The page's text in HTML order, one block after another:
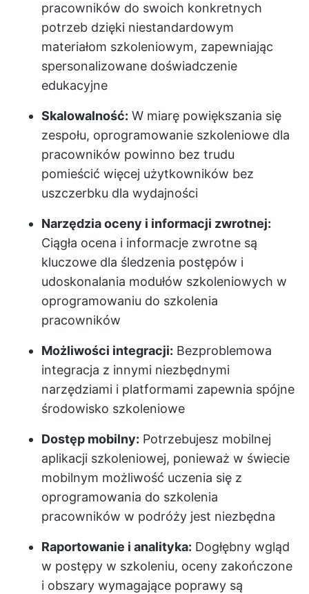
pracowników do swoich konkretnych
potrzeb dzięki niestandardowym
materiałom szkoleniowym, zapewniając
spersonalizowane doświadczenie
edukacyjne
Skalowalność: W miarę powiększania się
zespołu, oprogramowanie szkoleniowe dla
pracowników powinno bez trudu
pomieścić więcej użytkowników bez
uszczerbku dla wydajności
Narzędzia oceny i informacji zwrotnej:
Ciągła ocena i informacje zwrotne są
kluczowe dla śledzenia postępów i
udoskonalania modułów szkoleniowych w
oprogramowaniu do szkolenia
pracowników
Możliwości integracji: Bezproblemowa
integracja z innymi niezbędnymi
narzędziami i platformami zapewnia spójne
środowisko szkoleniowe
Dostęp mobilny: Potrzebujesz mobilnej
aplikacji szkoleniowej, ponieważ w świecie
mobilnym możliwość uczenia się z
oprogramowania do szkolenia
pracowników w podróży jest niezbędna
Raportowanie i analityka: Dogłębny wgląd
w postępy w szkoleniu, oceny zakończone
i obszary wymagające poprawy są